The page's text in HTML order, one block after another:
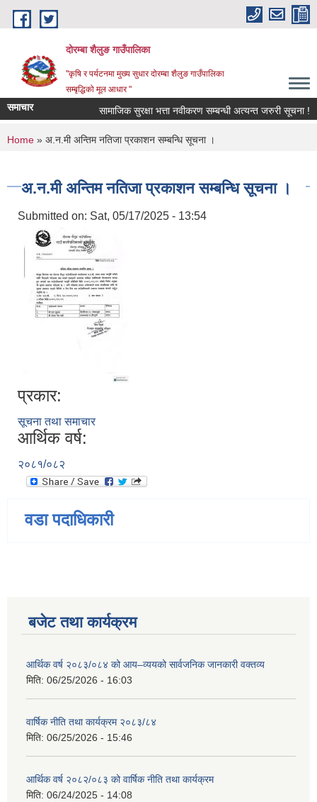
Skip to main content
दोरम्बा शैलुङ गाउँपालिका
"कृषि र पर्यटनमा मुख्य सुधार दोरम्बा शैलुङ गाउँपालिका
सम्बृद्धिको मूल आधार "
समाचार सामाजिक सुरक्षा भत्ता नवीकरण सम्बन्धी अत्यन्त जरुरी सूचना !
You are here
Home » अ.न.मी अन्तिम नतिजा प्रकाशन सम्बन्धि सूचना ।
अ.न.मी अन्तिम नतिजा प्रकाशन सम्बन्धि सूचना ।
Submitted on: Sat, 05/17/2025 - 13:54
प्रकार:
सूचना तथा समाचार
आर्थिक वर्ष:
२०८१/०८२
वडा पदाधिकारी
बजेट तथा कार्यक्रम
आर्थिक वर्ष २०८३/०८४ को आय–व्ययको सार्वजनिक जानकारी वक्तव्य
मिति: 06/25/2026 - 16:03
वार्षिक नीति तथा कार्यक्रम २०८३/८४
मिति: 06/25/2026 - 15:46
आर्थिक वर्ष २०८२/०८३ को वार्षिक नीति तथा कार्यक्रम
मिति: 06/24/2025 - 14:08